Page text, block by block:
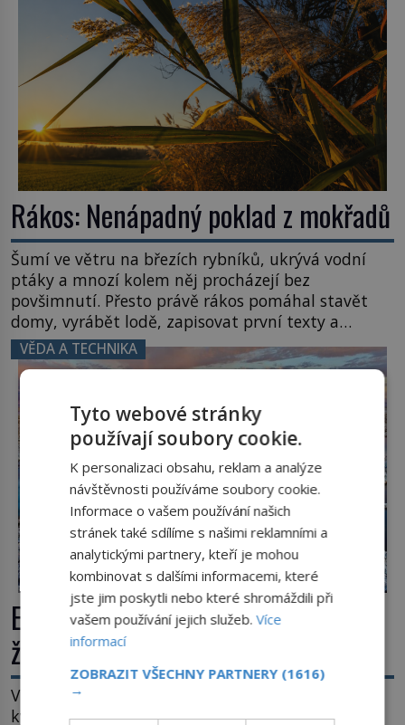
Rákos: Nenápadný poklad z mokřadů
Šumí ve větru na březích rybníků, ukrývá vodní
ptáky a mnozí kolem něj procházejí bez
povšimnutí. Přesto právě rákos pomáhal stavět
domy, vyrábět lodě, zapisovat první texty a
inspiroval řadu pověstí. Tato skromná, ale
užitečná rostlina provází člověka už tisíce let.
Většina lidí vnímá rákos jen jako obyčejnou kulisu
letního koupání. Stačí se však podívat […]
VĚDA A TECHNIKA
Extrémní podmínky na Zemi: Kde
život přežívá navzdory všemu
Vroucí voda, mráz hluboko pod bodem mrazu,
kyseliny, smrtící tlak i pouště, kde celé roky
Tyto webové stránky
používají soubory cookie.
K personalizaci obsahu, reklam a analýze
návštěvnosti používáme soubory cookie.
Informace o vašem používání našich
stránek také sdílíme s našimi reklamními a
analytickými partnery, kteří je mohou
kombinovat s dalšími informacemi, které
jste jim poskytli nebo které shromáždili při
vašem používání jejich služeb.Více
informací
ZOBRAZIT VŠECHNY PARTNERY (1616)
→